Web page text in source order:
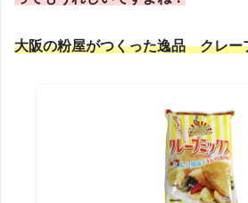
大阪の粉屋がつくった逸品 クレー